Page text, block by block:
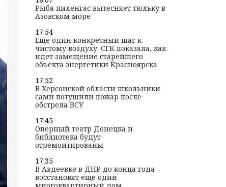
Рыба пиленгас вытесняет тюльку в
Азовском море
17:54
Еще один конкретный шаг к
чистому воздуху: СГК показала, как
идет замещение старейшего
объекта энергетики Красноярска
17:52
В Херсонской области школьники
сами потушили пожар после
обстрела ВСУ
17:45
Оперный театр Донецка и
библиотека будут
отремонтированы
17:35
В Авдеевке в ДНР до конца года
восстановят еще один